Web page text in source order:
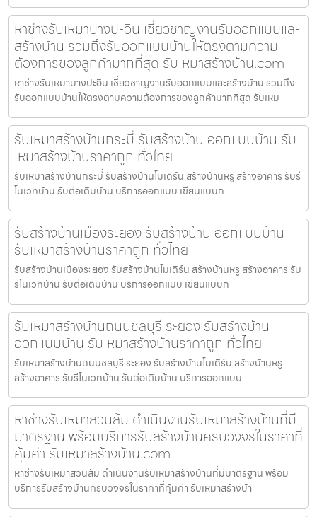
หาช่างรับเหมาบางปะอิน เชี่ยวชาญงานรับออกแบบและ
สร้างบ้าน รวมถึงรับออกแบบบ้านให้ตรงตามความ
ต้องการของลูกค้ามากที่สุด รับเหมาสร้างบ้าน.com
หาช่างรับเหมาบางปะอิน เชี่ยวชาญงานรับออกแบบและสร้างบ้าน รวมถึง
รับออกแบบบ้านให้ตรงตามความต้องการของลูกค้ามากที่สุด รับเหม
รับเหมาสร้างบ้านกระบี่ รับสร้างบ้าน ออกแบบบ้าน รับ
เหมาสร้างบ้านราคาถูก ทั่วไทย
รับเหมาสร้างบ้านกระบี่ รับสร้างบ้านโมเดิร์น สร้างบ้านหรู สร้างอาคาร รับรี
โนเวทบ้าน รับต่อเติมบ้าน บริการออกแบบ เขียนแบบก
รับสร้างบ้านเมืองระยอง รับสร้างบ้าน ออกแบบบ้าน
รับเหมาสร้างบ้านราคาถูก ทั่วไทย
รับสร้างบ้านเมืองระยอง รับสร้างบ้านโมเดิร์น สร้างบ้านหรู สร้างอาคาร รับ
รีโนเวทบ้าน รับต่อเติมบ้าน บริการออกแบบ เขียนแบบก
รับเหมาสร้างบ้านถนนชลบุรี ระยอง รับสร้างบ้าน
ออกแบบบ้าน รับเหมาสร้างบ้านราคาถูก ทั่วไทย
รับเหมาสร้างบ้านถนนชลบุรี ระยอง รับสร้างบ้านโมเดิร์น สร้างบ้านหรู
สร้างอาคาร รับรีโนเวทบ้าน รับต่อเติมบ้าน บริการออกแบบ
หาช่างรับเหมาสวนส้ม ดำเนินงานรับเหมาสร้างบ้านที่มี
มาตรฐาน พร้อมบริการรับสร้างบ้านครบวงจรในราคาที่
คุ้มค่า รับเหมาสร้างบ้าน.com
หาช่างรับเหมาสวนส้ม ดำเนินงานรับเหมาสร้างบ้านที่มีมาตรฐาน พร้อม
บริการรับสร้างบ้านครบวงจรในราคาที่คุ้มค่า รับเหมาสร้างบ้า